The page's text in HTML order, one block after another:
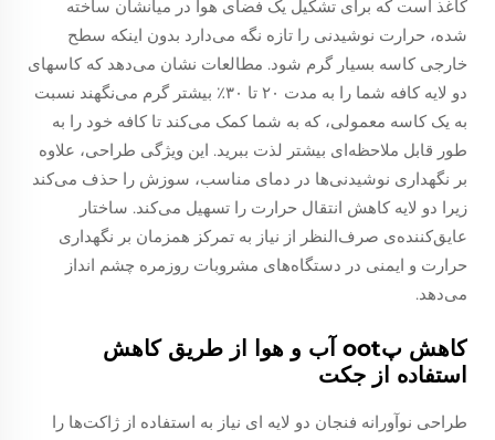
کاغذ است که برای تشکیل یک فضای هوا در میانشان ساخته
شده، حرارت نوشیدنی را تازه نگه می‌دارد بدون اینکه سطح
خارجی کاسه بسیار گرم شود. مطالعات نشان می‌دهد که کاسهای
دو لایه کافه شما را به مدت ۲۰ تا ۳۰٪ بیشتر گرم می‌نگهند نسبت
به یک کاسه معمولی، که به شما کمک می‌کند تا کافه خود را به
طور قابل ملاحظه‌ای بیشتر لذت ببرید. این ویژگی طراحی، علاوه
بر نگهداری نوشیدنی‌ها در دمای مناسب، سوزش را حذف می‌کند
زیرا دو لایه کاهش انتقال حرارت را تسهیل می‌کند. ساختار
عایق‌کننده‌ی صرف‌النظر از نیاز به تمرکز همزمان بر نگهداری
حرارت و ایمنی در دستگاه‌های مشروبات روزمره چشم انداز
می‌دهد.
کاهش پoot آب و هوا از طریق کاهش
استفاده از جکت
طراحی نوآورانه فنجان دو لایه ای نیاز به استفاده از ژاکت‌ها را